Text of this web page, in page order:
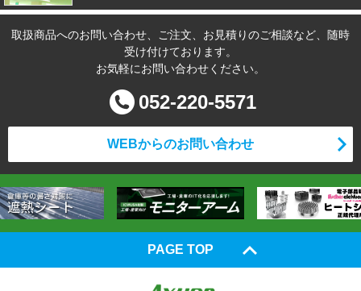
取扱商品へのお問い合わせ、ご注文、お見積りのご相談など、随時
受け付けております。
お気軽にお問い合わせください。
052-220-5571
WEBからのお問い合わせ
PAGE TOP